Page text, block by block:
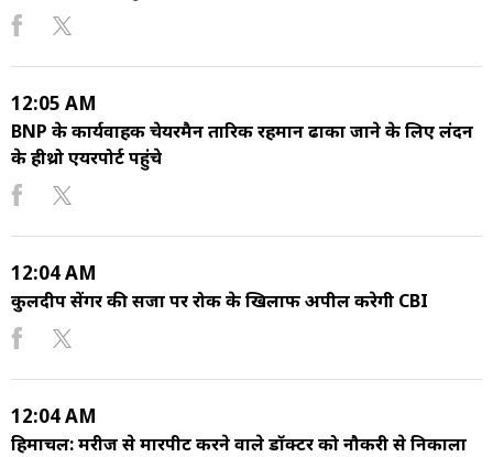
12:05 AM
BNP के कार्यवाहक चेयरमैन तारिक रहमान ढाका जाने के लिए लंदन
के हीथ्रो एयरपोर्ट पहुंचे
12:04 AM
कुलदीप सेंगर की सजा पर रोक के खिलाफ अपील करेगी CBI
12:04 AM
हिमाचल: मरीज से मारपीट करने वाले डॉक्टर को नौकरी से निकाला